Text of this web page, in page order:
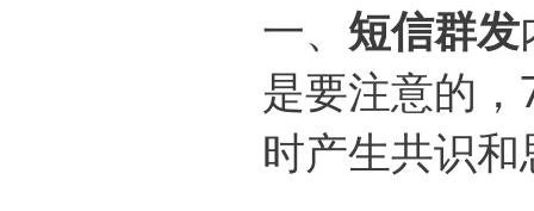
一、 短信群发
是要注意的
时产生共识